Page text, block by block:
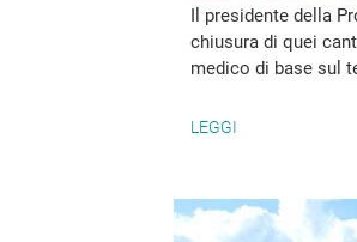
Il presidente della
chiusura di quei
medico di base sul
LEGGI